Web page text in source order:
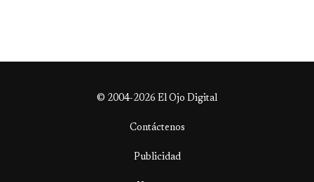
© 2004-2026 El Ojo Digital
Contáctenos
Publicidad